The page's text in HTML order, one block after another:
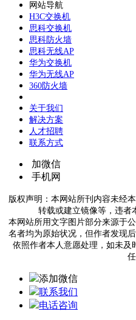
网站导航
H3C交换机
思科交换机
思科防火墙
思科无线AP
华为交换机
华为无线AP
360防火墙
关于我们
解决方案
人才招聘
联系方式
加微信
手机网
版权声明：本网站所刊内容未经
转载或建立镜像等，违者
本网站所用文字图片部分来源于
名者均为原始状况，但作者发现
依照作者本人意愿处理，如未及
任
添加微信
联系我们
电话咨询